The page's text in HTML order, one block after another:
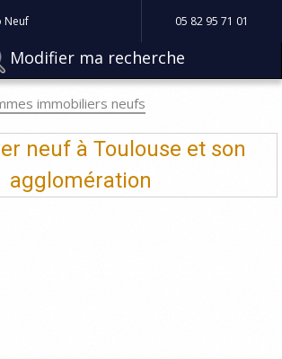
Neuf 05 82 95 71 01
Modifier ma recherche
immobiliers neufs
neuf à Toulouse et son
agglomération